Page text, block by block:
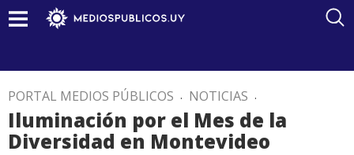
PORTAL MEDIOS PÚBLICOS . NOTICIAS .
Iluminación por el Mes de la
Diversidad en Montevideo